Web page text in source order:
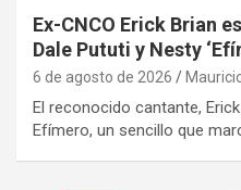
Ex-CNCO Erick Brian
Dale Pututi y Nesty
6 de agosto de 2026
El reconocido cantante,
Efímero, un sencillo que